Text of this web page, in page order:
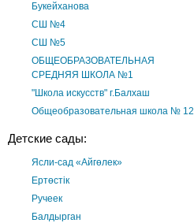
Букейханова
СШ №4
СШ №5
ОБЩЕОБРАЗОВАТЕЛЬНАЯ
СРЕДНЯЯ ШКОЛА №1
"Школа искусств" г.Балхаш
Общеобразовательная школа № 12
Детские сады:
Ясли-сад «Айгөлек»
Ертөстік
Ручеек
Балдырган